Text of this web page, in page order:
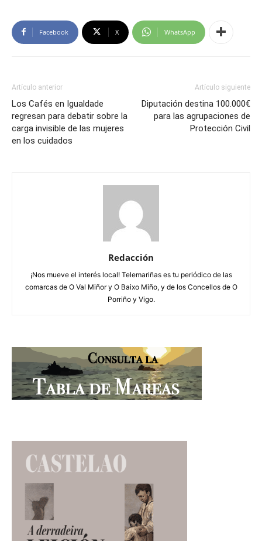
Facebook X WhatsApp
Artículo anterior
Los Cafés en Igualdade
regresan para debatir sobre la
carga invisible de las mujeres
en los cuidados
Artículo siguiente
Diputación destina 100.000€
para las agrupaciones de
Protección Civil
Redacción
¡Nos mueve el interés local! Telemariñas es tu periódico de las
comarcas de O Val Miñor y O Baixo Miño, y de los Concellos de O
Porriño y Vigo.